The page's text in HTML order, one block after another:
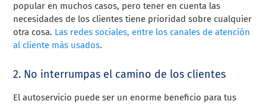
popular en muchos casos, pero tener en cuenta las
necesidades de los clientes tiene prioridad sobre cualquier
otra cosa. Las redes sociales, entre los canales de atención
al cliente más usados.
2. No interrumpas el camino de los clientes
El autoservicio puede ser un enorme beneficio para tus